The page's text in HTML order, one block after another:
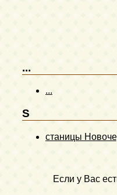
...
...
S
станицы
Если у Вас